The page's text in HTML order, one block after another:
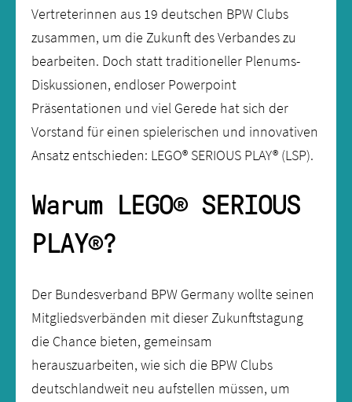
Vertreterinnen aus 19 deutschen BPW Clubs
zusammen, um die Zukunft des Verbandes zu
bearbeiten. Doch statt traditioneller Plenums-
Diskussionen, endloser Powerpoint
Präsentationen und viel Gerede hat sich der
Vorstand für einen spielerischen und innovativen
Ansatz entschieden: LEGO® SERIOUS PLAY® (LSP).
Warum LEGO® SERIOUS
PLAY®?
Der Bundesverband BPW Germany wollte seinen
Mitgliedsverbänden mit dieser Zukunftstagung
die Chance bieten, gemeinsam
herauszuarbeiten, wie sich die BPW Clubs
deutschlandweit neu aufstellen müssen, um